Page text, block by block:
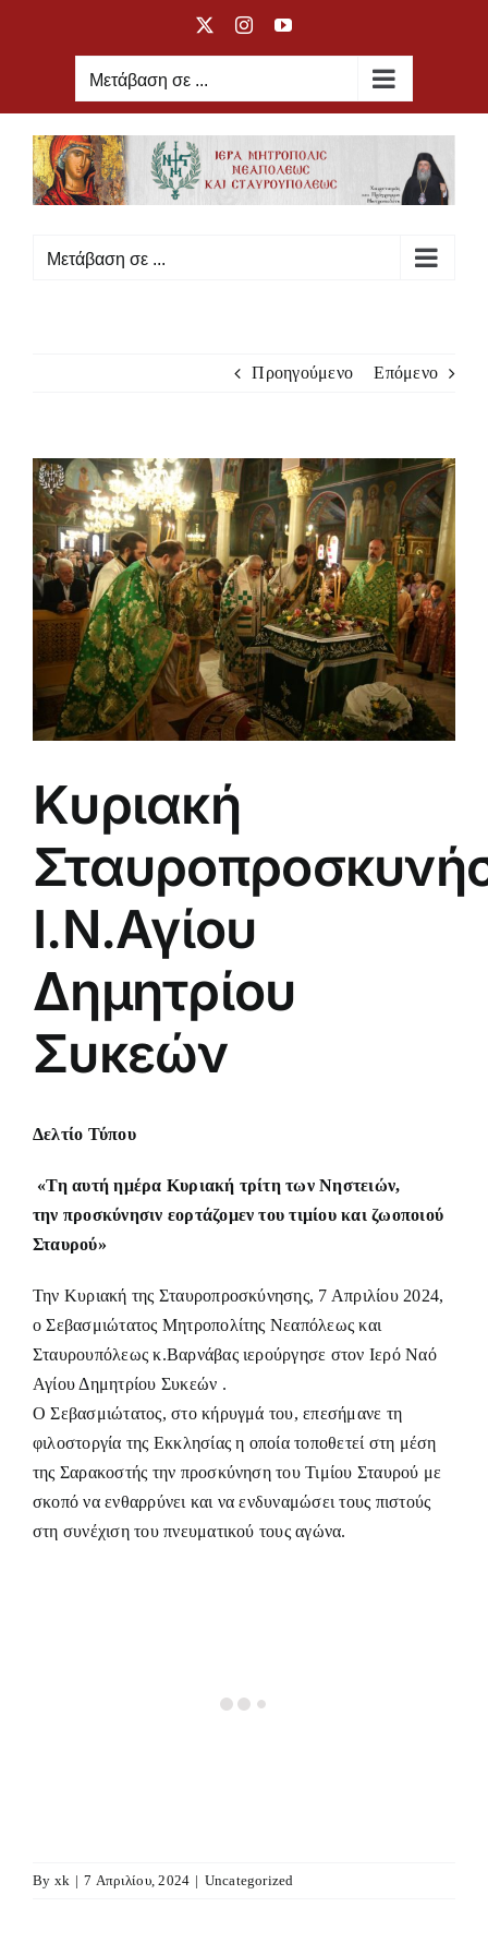
X InstagramYouTube
Μετάβαση σε ...
Μετάβαση σε ...
Προηγούμενο Επόμενο
Προβολή
μεγαλύτερης
εικόνας
Κυριακή
Ι.Ν.Αγίου
Δημητρίου
Συκεών
Δελτίο Τύπου
«Τη αυτή ημέρα Κυριακή τρίτη των Νηστειών,
την προσκύνησιν εορτάζομεν του τιμίου και ζωοποιού
Σταυρού»
Την Κυριακή της Σταυροπροσκύνησης, 7 Απριλίου 2024,
ο Σεβασμιώτατος Μητροπολίτης Νεαπόλεως και
Σταυρουπόλεως κ.Βαρνάβας ιερούργησε στον Ιερό Ναό
Αγίου Δημητρίου Συκεών .
Ο Σεβασμιώτατος, στο κήρυγμά του, επεσήμανε τη
φιλοστοργία της Εκκλησίας η οποία τοποθετεί στη μέση
της Σαρακοστής την προσκύνηση του Τιμίου Σταυρού με
σκοπό να ενθαρρύνει και να ενδυναμώσει τους πιστούς
στη συνέχιση του πνευματικού τους αγώνα.
By xk | 7 Απριλίου, 2024 | Uncategorized